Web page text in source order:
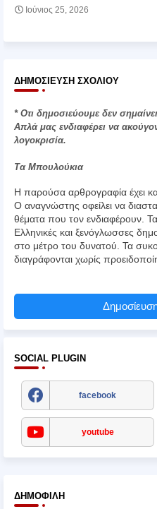
Ιούνιος 25, 2026
ΔΗΜΟΣΊΕΥΣΗ ΣΧΟΛΊΟΥ
* Οτι δημοσιεύουμε δεν
Απλά μας ενδιαφέρει να
λογοκρισία.
Τα Μπουλούκια
Η παρούσα αρθρογραφία έχει
Ο αναγνώστης οφείλει να
θέματα που τον ενδιαφέρουν.
Ελληνικές και ξενόγλωσσες
στο μέτρο του δυνατού. Τα
διαγράφονται χωρίς
SOCIAL PLUGIN
facebook
youtube
ΔΗΜΟΦΙΛΉ